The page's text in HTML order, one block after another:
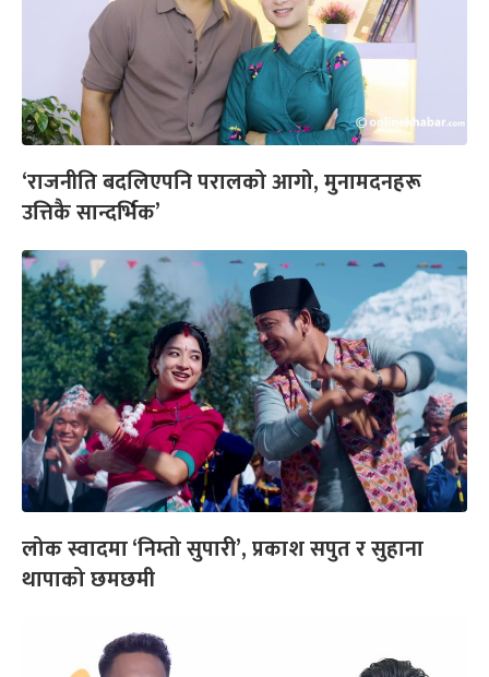
‘राजनीति बदलिएपनि परालको आगो, मुनामदनहरू
उत्तिकै सान्दर्भिक’
लोक स्वादमा ‘निम्तो सुपारी’, प्रकाश सपुत र सुहाना
थापाको छमछमी